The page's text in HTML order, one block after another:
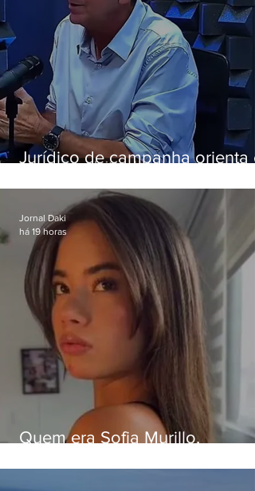
Jurídico de campanha orienta e
da Band
Quem era Sofia Murillo,
em queda de helicóptero no
Jornal Daki
há 19 horas